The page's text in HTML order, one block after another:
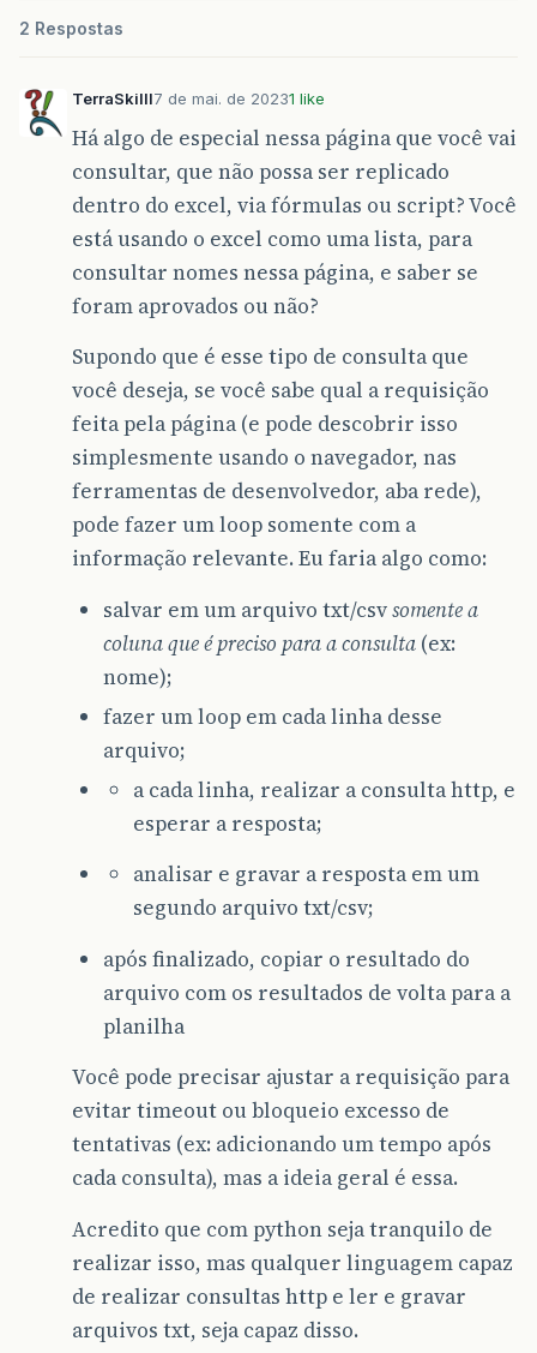
2 Respostas
TerraSkilll7 de mai. de 20231 like
Há algo de especial nessa página que você vai
consultar, que não possa ser replicado
dentro do excel, via fórmulas ou script? Você
está usando o excel como uma lista, para
consultar nomes nessa página, e saber se
foram aprovados ou não?
Supondo que é esse tipo de consulta que
você deseja, se você sabe qual a requisição
feita pela página (e pode descobrir isso
simplesmente usando o navegador, nas
ferramentas de desenvolvedor, aba rede),
pode fazer um loop somente com a
informação relevante. Eu faria algo como:
salvar em um arquivo txt/csvsomente a
coluna que é preciso para a consulta(ex:
nome);
fazer um loop em cada linha desse
arquivo;
a cada linha, realizar a consulta http, e
esperar a resposta;
analisar e gravar a resposta em um
segundo arquivo txt/csv;
após finalizado, copiar o resultado do
arquivo com os resultados de volta para a
planilha
Você pode precisar ajustar a requisição para
evitar timeout ou bloqueio excesso de
tentativas (ex: adicionando um tempo após
cada consulta), mas a ideia geral é essa.
Acredito que com python seja tranquilo de
realizar isso, mas qualquer linguagem capaz
de realizar consultas http e ler e gravar
arquivos txt, seja capaz disso.